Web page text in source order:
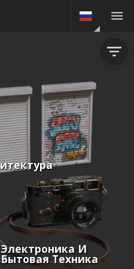
Электроника И
Бытовая Техника